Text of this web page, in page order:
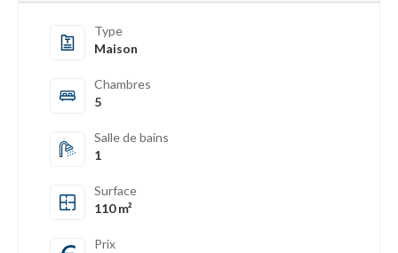
Type
Maison
Chambres
5
Salle de bains
1
Surface
110 m²
Prix